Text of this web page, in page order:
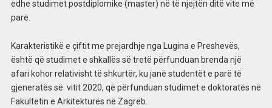
edhe studimet postdiplomike (master) në të njejtën ditë vite më
parë.
Karakteristikë e çiftit me prejardhje nga Lugina e Preshevës,
është që studimet e shkallës së tretë përfunduan brenda një
afari kohor relativisht të shkurtër, ku janë studentët e parë të
gjeneratës së vitit 2020, që përfunduan studimet e doktoratës në
Fakultetin e Arkitekturës në Zagreb.